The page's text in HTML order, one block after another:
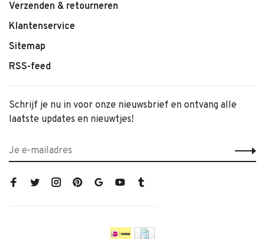
Verzenden & retourneren
Klantenservice
Sitemap
RSS-feed
Schrijf je nu in voor onze nieuwsbrief en ontvang alle
laatste updates en nieuwtjes!